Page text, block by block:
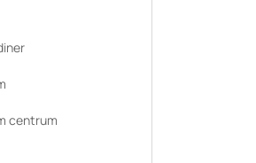
centrum